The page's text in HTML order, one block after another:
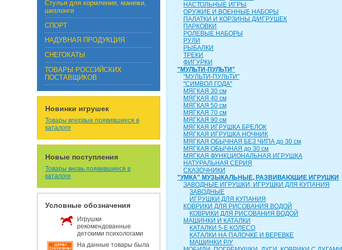
Стулья для кормления, манежи,
шезлонги
СПОРТ
НАДУВНАЯ ПРОДУКЦИЯ
СНЕГОКАТЫ
ТОВАРЫ РОССИЙСКИХ
ПОСТАВЩИКОВ
Новинки игрушек
Товары впервые появившиеся в
каталоге
Новые поступления
Товары вновь появившиеся в
каталоге
Условные обозначения
Игрушки
рекомендованные
детскими психологами
На данные товары была
НАСТОЛЬНЫЕ ИГРЫ
ОРУЖИЕ И ВОЕННЫЕ НАБОРЫ
ПАЛАТКИ И КОРЗИНЫ Д/ИГРУШЕК
ПАРКОВКИ
РОЛЕВЫЕ НАБОРЫ
РУЛИ
РЫБАЛКИ
ТРЕКИ
ФИГУРКИ
"МУЛЬТИ-ПУЛЬТИ"
"МУЛЬТИ-ПУЛЬТИ"
"СИМВОЛ ГОДА"
МЯГКАЯ 30 см
МЯГКАЯ 40 см
МЯГКАЯ 50 см
МЯГКАЯ 70 см
МЯГКАЯ 90 см
МЯГКАЯ ИГРУШКА БРЕЛОК
МЯГКАЯ ИГРУШКА НОЧНИК
МЯГКАЯ ОБЫЧНАЯ БЕЗ ЧИПА до 30 см
МЯГКАЯ ОБЫЧНАЯ до 30 см
МЯГКАЯ ФУНКЦИОНАЛЬНАЯ ИГРУШКА
НАТУРАЛЬНАЯ СЕРИЯ
СКАЗОЧНИКИ
"УМКА" МУЗЫКАЛЬНЫЕ, РАЗВИВАЮЩИЕ ИГРУШКИ
ЗАВОДНЫЕ ИГРУШКИ, ИГРУШКИ ДЛЯ КУПАНИЯ
ЗАВОДНЫЕ
ИГРУШКИ ДЛЯ КУПАНИЯ
КОВРИКИ ДЛЯ РИСОВАНИЯ ВОДОЙ
КОВРИКИ ДЛЯ РИСОВАНИЯ ВОДОЙ
МАШИНКИ И КАТАЛКИ
КАТАЛКИ 5-Е КОЛЕСО
КАТАЛКИ НА ПАЛОЧКЕ И ВЕРЕВКЕ
МАШИНКИ Р/У